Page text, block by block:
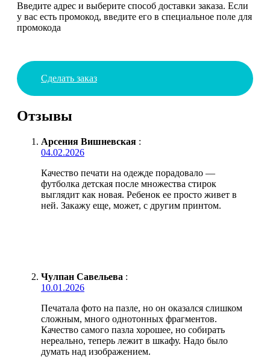
Введите адрес и выберите способ доставки заказа. Если
у вас есть промокод, введите его в специальное поле для
промокода
Сделать заказ
Отзывы
Арсения Вишневская :
04.02.2026
Качество печати на одежде порадовало —
футболка детская после множества стирок
выглядит как новая. Ребенок ее просто живет в
ней. Закажу еще, может, с другим принтом.
Чулпан Савельева :
10.01.2026
Печатала фото на пазле, но он оказался слишком
сложным, много однотонных фрагментов.
Качество самого пазла хорошее, но собирать
нереально, теперь лежит в шкафу. Надо было
думать над изображением.